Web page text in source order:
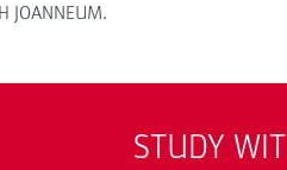
JOANNEUM.
STUDY